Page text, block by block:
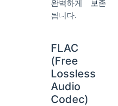
완벽하게 보존
됩니다.
FLAC
(Free
Lossless
Audio
Codec)